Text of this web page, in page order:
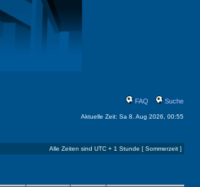
FAQ Suche
Aktuelle Zeit: Sa 8. Aug 2026, 00:55
Alle Zeiten sind UTC + 1 Stunde [ Sommerzeit ]